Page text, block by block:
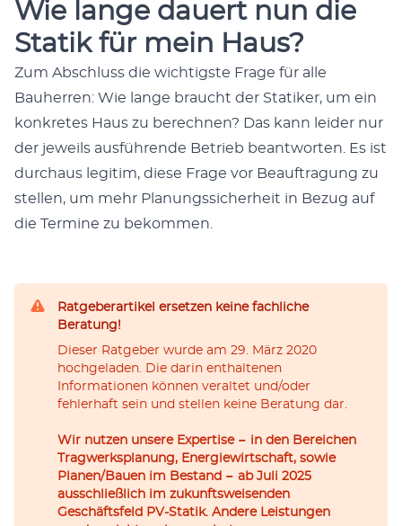
Wie lange dauert nun die
Statik für mein Haus?
Zum Abschluss die wichtig­ste Frage für alle
Bauher­ren: Wie lange braucht der Sta­tik­er, um ein
konkretes Haus zu berech­nen? Das kann lei­der nur
der jew­eils aus­führende Betrieb beant­worten. Es ist
dur­chaus legit­im, diese Frage vor Beauf­tra­gung zu
stellen, um mehr Pla­nungssicher­heit in Bezug auf
die Ter­mine zu bekom­men.
Ratgeberartikel ersetzen keine fachliche
Beratung!
Dieser Ratgeber wurde am 29. März 2020
hochgeladen. Die darin enthaltenen
Informationen können veraltet und/oder
fehlerhaft sein und stellen keine Beratung dar.
Wir nutzen unsere Expertise − in den Bereichen
Tragwerksplanung, Energiewirtschaft, sowie
Planen/Bauen im Bestand − ab Juli 2025
ausschließlich im zukunftsweisenden
Geschäftsfeld PV-Statik. Andere Leistungen